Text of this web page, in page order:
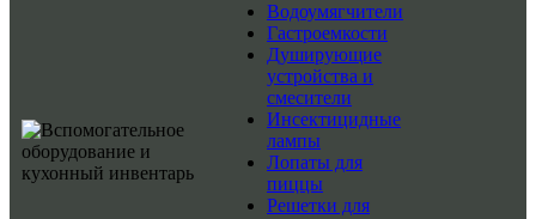
Водоумягчители
Гастроемкости
Душирующие
устройства и
смесители
Инсектицидные
лампы
Лопаты для
пиццы
Решетки для